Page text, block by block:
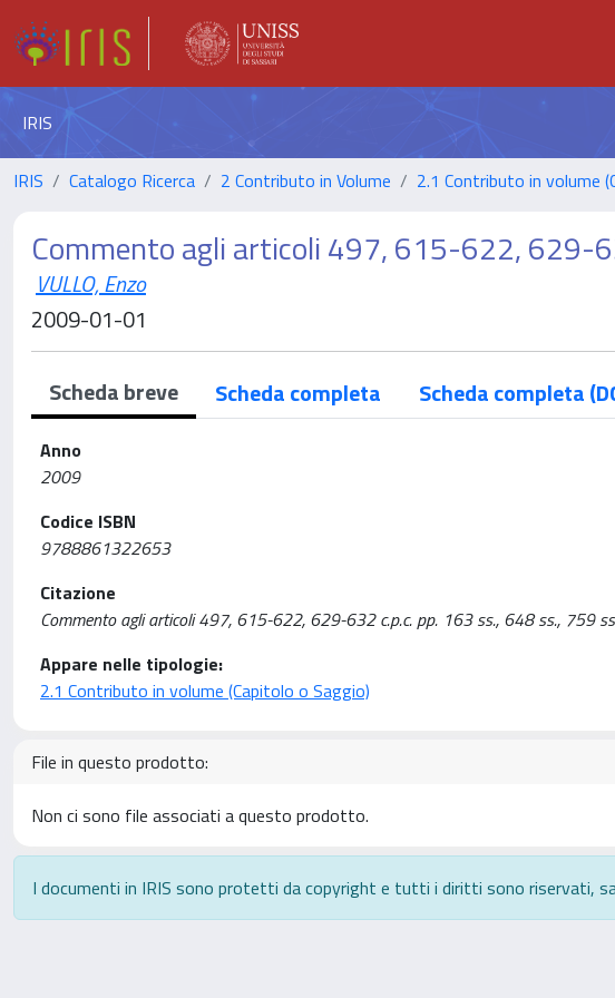
IRIS
IRIS Catalogo Ricerca 2 Contributo in Volume 2.1 Contributo in volume
Commento agli articoli 497, 615-622, 629-
VULLO, Enzo
2009-01-01
Scheda breve Scheda completa Scheda completa
Anno
2009
Codice ISBN
9788861322653
Citazione
Commento agli articoli 497, 615-622, 629-632 c.p.c. pp. 163 ss., 648 ss., 759
Appare nelle tipologie:
2.1 Contributo in volume (Capitolo o Saggio)
File in questo prodotto:
Non ci sono file associati a questo prodotto.
I documenti in IRIS sono protetti da copyright e tutti i diritti sono riservati,